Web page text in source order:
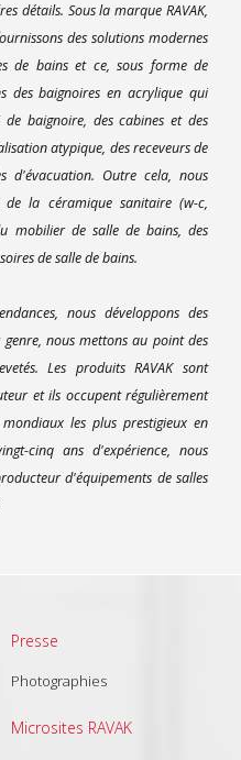
détails. Sous la marque RAVAK,
des solutions modernes
de bains et ce, sous forme de
des baignoires en acrylique qui
baignoire, des cabines et des
atypique, des receveurs de
d'évacuation. Outre cela, nous
de la céramique sanitaire (w-c,
mobilier de salle de bains, des
de salle de bains.
nous développons des
nous mettons au point des
Les produits RAVAK sont
et ils occupent régulièrement
les plus prestigieux en
cinq ans d'expérience, nous
d'équipements de salles
Presse
Photographies
Microsites RAVAK